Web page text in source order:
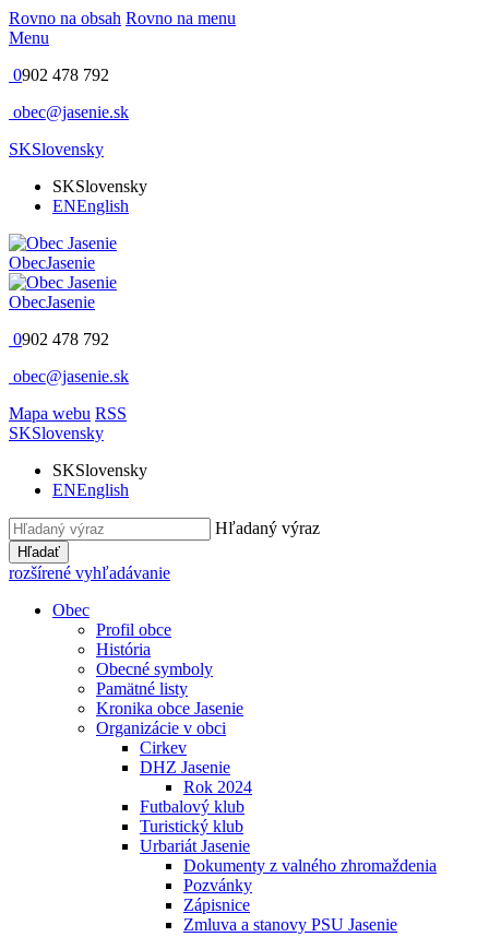
Rovno na obsah Rovno na menu
Menu
0902 478 792
obec@jasenie.sk
SKSlovensky
SKSlovensky
ENEnglish
ObecJasenie
ObecJasenie
0902 478 792
obec@jasenie.sk
Mapa webu RSS
SKSlovensky
SKSlovensky
ENEnglish
Hľadaný výraz
Hľadať
rozšírené vyhľadávanie
Obec
Profil obce
História
Obecné symboly
Pamätné listy
Kronika obce Jasenie
Organizácie v obci
Cirkev
DHZ Jasenie
Rok 2024
Futbalový klub
Turistický klub
Urbariát Jasenie
Dokumenty z valného zhromaždenia
Pozvánky
Zápisnice
Zmluva a stanovy PSU Jasenie